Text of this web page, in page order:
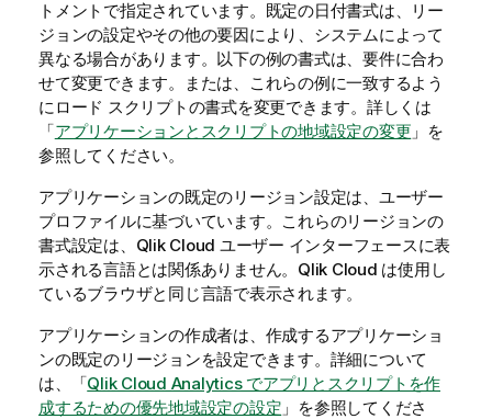
トメントで指定されています。既定の日付書式は、リー
ジョンの設定やその他の要因により、システムによって
異なる場合があります。以下の例の書式は、要件に合わ
せて変更できます。または、これらの例に一致するよう
にロード スクリプトの書式を変更できます。 詳しくは
「アプリケーションとスクリプトの地域設定の変更 」を
参照してください。
アプリケーションの既定のリージョン設定は、ユーザー
プロファイルに基づいています。これらのリージョンの
書式設定は、 Qlik Cloud ユーザー インターフェースに表
示される言語とは関係ありません。 Qlik Cloud は使用し
ているブラウザと同じ言語で表示されます。
アプリケーションの作成者は、作成するアプリケーショ
ンの既定のリージョンを設定できます。詳細について
は、「Qlik Cloud Analytics でアプリとスクリプトを作
成するための優先地域設定の設定 」を参照してくださ